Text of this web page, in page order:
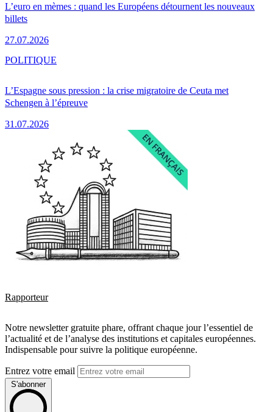
L’euro en mèmes : quand les Européens détournent les nouveaux
billets
27.07.2026
L’Espagne sous pression : la crise migratoire de Ceuta met
Schengen à l’épreuve
31.07.2026
POLITIQUE
Rapporteur
Notre newsletter gratuite phare, offrant chaque jour l’essentiel de
l’actualité et de l’analyse des institutions et capitales européennes.
Indispensable pour suivre la politique européenne.
Entrez votre email
S'abonner